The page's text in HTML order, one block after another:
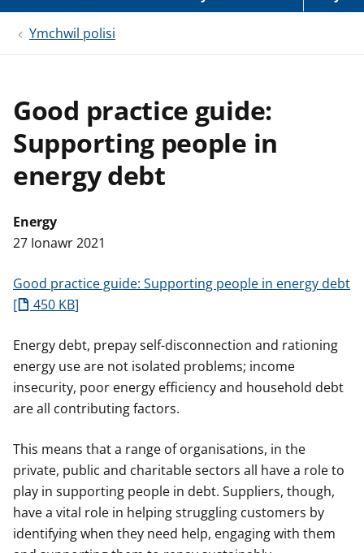
r
w
Ymchwil polisi
Good practice guide:
Supporting people in
energy debt
Energy
27 Ionawr 2021
Good practice guide: Supporting people in energy debt
450 KB
Energy debt, prepay self-disconnection and rationing
energy use are not isolated problems; income
insecurity, poor energy efficiency and household debt
are all contributing factors.
This means that a range of organisations, in the
private, public and charitable sectors all have a role to
play in supporting people in debt. Suppliers, though,
have a vital role in helping struggling customers by
identifying when they need help, engaging with them